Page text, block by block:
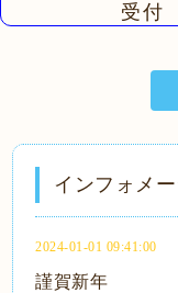
受付
インフォメ
2024-01-01 09:41:00
謹賀新年